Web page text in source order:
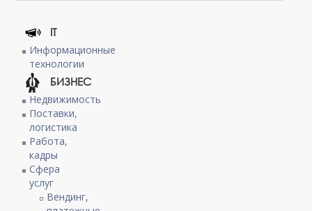
IT
Информационные
технологии
БИЗНЕС
Недвижимость
Поставки,
логистика
Работа,
кадры
Сфера
услуг
Вендинг,